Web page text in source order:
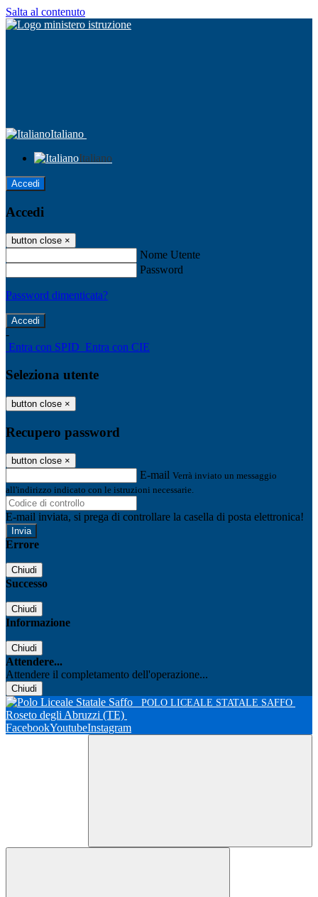
Salta al contenuto
Italiano
Italiano
Accedi
Accedi
button close ×
Nome Utente
Password
Password dimenticata?
-
Entra con SPID Entra con CIE
Seleziona utente
button close ×
Recupero password
button close ×
E-mail Verrà inviato un messaggio
all'indirizzo indicato con le istruzioni necessarie.
E-mail inviata, si prega di controllare la casella di posta elettronica!
Errore
Chiudi
Successo
Chiudi
Informazione
Chiudi
Attendere...
Attendere il completamento dell'operazione...
Chiudi
POLO LICEALE STATALE SAFFO
Roseto degli Abruzzi (TE)
FacebookYoutubeInstagram